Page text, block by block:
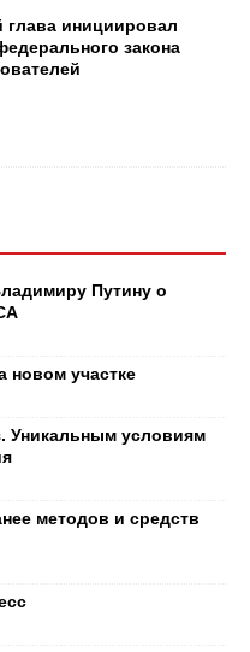
глава инициировал
закона
Путину о
новом участке
Уникальным условиям
методов и средств